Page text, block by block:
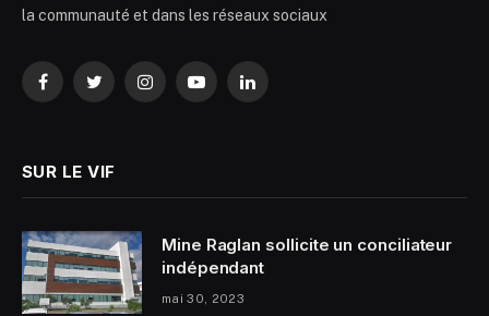
la communauté et dans les réseaux sociaux
FacebookTwitterInstagramYouTubeLinkedIn
SUR LE VIF
Mine Raglan sollicite un conciliateur
indépendant
mai 30, 2023